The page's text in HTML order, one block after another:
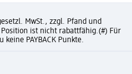
MwSt., zzgl. Pfand und
Position ist nicht rabattfähig.(#) Für
PAYBACK Punkte.